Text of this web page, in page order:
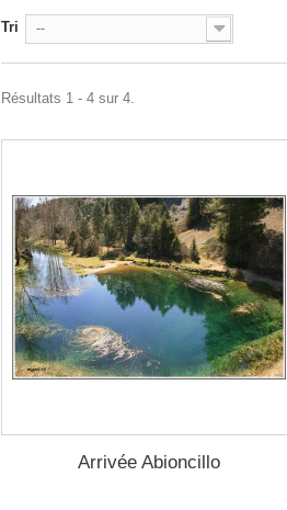
Tri --
Résultats 1 - 4 sur 4.
Arrivée Abioncillo